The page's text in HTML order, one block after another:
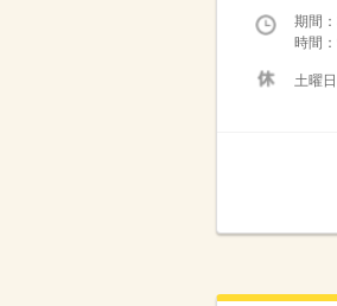
期間
時間
土曜